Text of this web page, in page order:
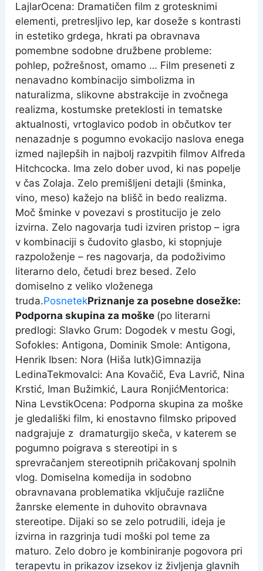
LajlarOcena: Dramatičen film z grotesknimi
elementi, pretresljivo lep, kar doseže s kontrasti
in estetiko grdega, hkrati pa obravnava
pomembne sodobne družbene probleme:
pohlep, požrešnost, omamo … Film preseneti z
nenavadno kombinacijo simbolizma in
naturalizma, slikovne abstrakcije in zvočnega
realizma, kostumske preteklosti in tematske
aktualnosti, vrtoglavico podob in občutkov ter
nenazadnje s pogumno evokacijo naslova enega
izmed najlepših in najbolj razvpitih filmov Alfreda
Hitchcocka. Ima zelo dober uvod, ki nas popelje
v čas Zolaja. Zelo premišljeni detajli (šminka,
vino, meso) kažejo na blišč in bedo realizma.
Moč šminke v povezavi s prostitucijo je zelo
izvirna. Zelo nagovarja tudi izviren pristop – igra
v kombinaciji s čudovito glasbo, ki stopnjuje
razpoloženje – res nagovarja, da podoživimo
literarno delo, četudi brez besed. Zelo
domiselno z veliko vloženega
truda.PosnetekPriznanje za posebne dosežke:
Podporna skupina za moške (po literarni
predlogi: Slavko Grum: Dogodek v mestu Gogi,
Sofokles: Antigona, Dominik Smole: Antigona,
Henrik Ibsen: Nora (Hiša lutk)Gimnazija
LedinaTekmovalci: Ana Kovačič, Eva Lavrič, Nina
Krstić, Iman Bužimkić, Laura RonjićMentorica:
Nina LevstikOcena: Podporna skupina za moške
je gledališki film, ki enostavno filmsko pripoved
nadgrajuje z dramaturgijo skeča, v katerem se
pogumno poigrava s stereotipi in s
sprevračanjem stereotipnih pričakovanj spolnih
vlog. Domiselna komedija in sodobno
obravnavana problematika vključuje različne
žanrske elemente in duhovito obravnava
stereotipe. Dijaki so se zelo potrudili, ideja je
izvirna in razgrinja tudi moški pol teme za
maturo. Zelo dobro je kombiniranje pogovora pri
terapevtu in prikazov izsekov iz življenja glavnih